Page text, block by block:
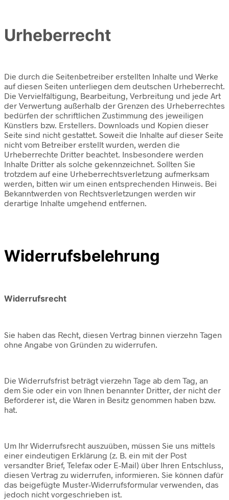
Urheberrecht
Die durch die Seitenbetreiber erstellten Inhalte und Werke
auf diesen Seiten unterliegen dem deutschen Urheberrecht.
Die Vervielfältigung, Bearbeitung, Verbreitung und jede Art
der Verwertung außerhalb der Grenzen des Urheberrechtes
bedürfen der schriftlichen Zustimmung des jeweiligen
Künstlers bzw. Erstellers. Downloads und Kopien dieser
Seite sind nicht gestattet. Soweit die Inhalte auf dieser Seite
nicht vom Betreiber erstellt wurden, werden die
Urheberrechte Dritter beachtet. Insbesondere werden
Inhalte Dritter als solche gekennzeichnet. Sollten Sie
trotzdem auf eine Urheberrechtsverletzung aufmerksam
werden, bitten wir um einen entsprechenden Hinweis. Bei
Bekanntwerden von Rechtsverletzungen werden wir
derartige Inhalte umgehend entfernen.
Widerrufsbelehrung
Widerrufsrecht
Sie haben das Recht, diesen Vertrag binnen vierzehn Tagen
ohne Angabe von Gründen zu widerrufen.
Die Widerrufsfrist beträgt vierzehn Tage ab dem Tag, an
dem Sie oder ein von Ihnen benannter Dritter, der nicht der
Beförderer ist, die Waren in Besitz genommen haben bzw.
hat.
Um Ihr Widerrufsrecht auszuüben, müssen Sie uns mittels
einer eindeutigen Erklärung (z. B. ein mit der Post
versandter Brief, Telefax oder E-Mail) über Ihren Entschluss,
diesen Vertrag zu widerrufen, informieren. Sie können dafür
das beigefügte Muster-Widerrufsformular verwenden, das
jedoch nicht vorgeschrieben ist.